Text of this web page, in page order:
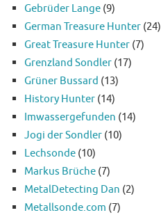
Gebrüder Lange (9)
German Treasure Hunter (24)
Great Treasure Hunter (7)
Grenzland Sondler (17)
Grüner Bussard (13)
History Hunter (14)
Imwassergefunden (14)
Jogi der Sondler (10)
Lechsonde (10)
Markus Brüche (7)
MetalDetecting Dan (2)
Metallsonde.com (7)